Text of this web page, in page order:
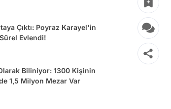
Çıktı: Poyraz Karayel'in
Evlendi!
Biliniyor: 1300 Kişinin
1,5 Milyon Mezar Var